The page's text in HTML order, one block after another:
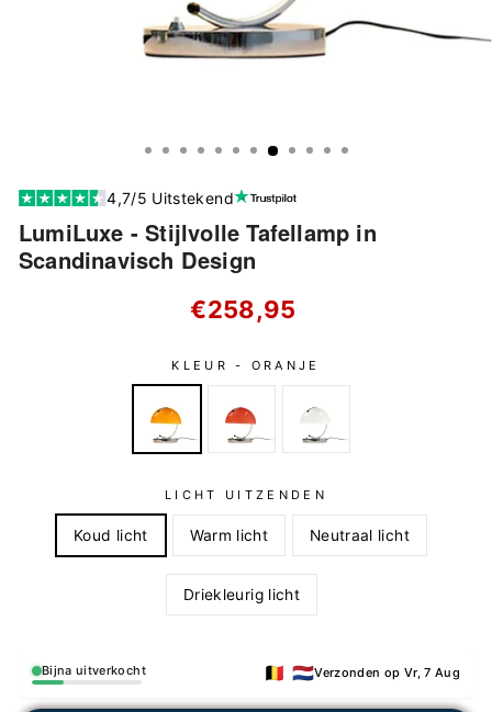
4,7/5 Uitstekend
LumiLuxe - Stijlvolle Tafellamp in
Scandinavisch Design
€258,95
KLEUR - ORANJE
LICHT UITZENDEN
Koud licht Warm licht Neutraal licht
Driekleurig licht
Bijna uitverkocht 🇧🇪 🇳🇱Verzonden op Vr, 7 Aug